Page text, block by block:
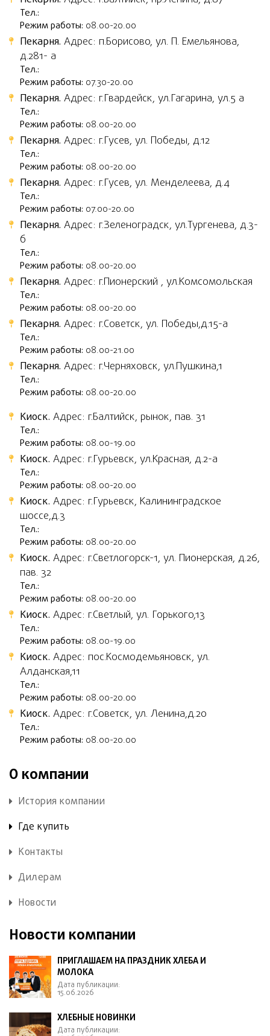
Тел.:
Режим работы: 08.00-20.00
Пекарня. Адрес: п.Борисово, ул. П. Емельянова,
д.281- а
Тел.:
Режим работы: 07.30-20.00
Пекарня. Адрес: г.Гвардейск, ул.Гагарина, ул.5 а
Тел.:
Режим работы: 08.00-20.00
Пекарня. Адрес: г.Гусев, ул. Победы, д.12
Тел.:
Режим работы: 08.00-20.00
Пекарня. Адрес: г.Гусев, ул. Менделеева, д.4
Тел.:
Режим работы: 07.00-20.00
Пекарня. Адрес: г.Зеленоградск, ул.Тургенева, д.3-
б
Тел.:
Режим работы: 08.00-20.00
Пекарня. Адрес: г.Пионерский , ул.Комсомольская
Тел.:
Режим работы: 08.00-20.00
Пекарня. Адрес: г.Советск, ул. Победы,д.15-а
Тел.:
Режим работы: 08.00-21.00
Пекарня. Адрес: г.Черняховск, ул.Пушкина,1
Тел.:
Режим работы: 08.00-20.00
Киоск. Адрес: г.Балтийск, рынок, пав. 31
Тел.:
Режим работы: 08.00-19.00
Киоск. Адрес: г.Гурьевск, ул.Красная, д.2-а
Тел.:
Режим работы: 08.00-20.00
Киоск. Адрес: г.Гурьевск, Калининградское
шоссе,д.3
Тел.:
Режим работы: 08.00-20.00
Киоск. Адрес: г.Светлогорск-1, ул. Пионерская, д.26,
пав. 32
Тел.:
Режим работы: 08.00-20.00
Киоск. Адрес: г.Светлый, ул. Горького,13
Тел.:
Режим работы: 08.00-19.00
Киоск. Адрес: пос.Космодемьяновск, ул.
Алданская,11
Тел.:
Режим работы: 08.00-20.00
Киоск. Адрес: г.Советск, ул. Ленина,д.20
Тел.:
Режим работы: 08.00-20.00
О компании
История компании
Где купить
Контакты
Дилерам
Новости
Новости компании
ПРИГЛАШАЕМ НА ПРАЗДНИК ХЛЕБА И
МОЛОКА
Дата публикации:
15.06.2026
ХЛЕБНЫЕ НОВИНКИ
Дата публикации: